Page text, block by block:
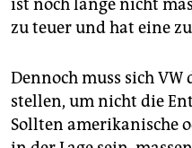
ist noch lange nicht
zu teuer und hat eine
Dennoch muss sich
stellen, um nicht die
Sollten amerikanische